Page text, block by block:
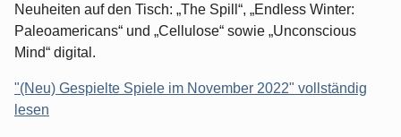
Neuheiten auf den Tisch: „The Spill“, „Endless Winter:
Paleoamericans“ und „Cellulose“ sowie „Unconscious
Mind“ digital.
"(Neu) Gespielte Spiele im November 2022" vollständig
lesen